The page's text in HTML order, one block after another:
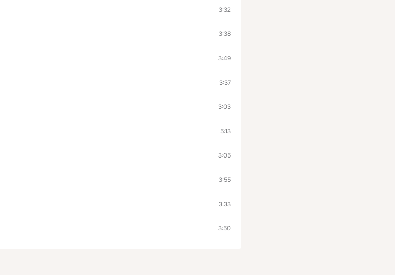
3:32
3:38
3:49
3:37
3:03
5:13
3:05
3:55
3:33
3:50